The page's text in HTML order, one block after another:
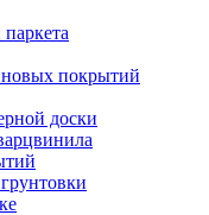
покрытий
доски